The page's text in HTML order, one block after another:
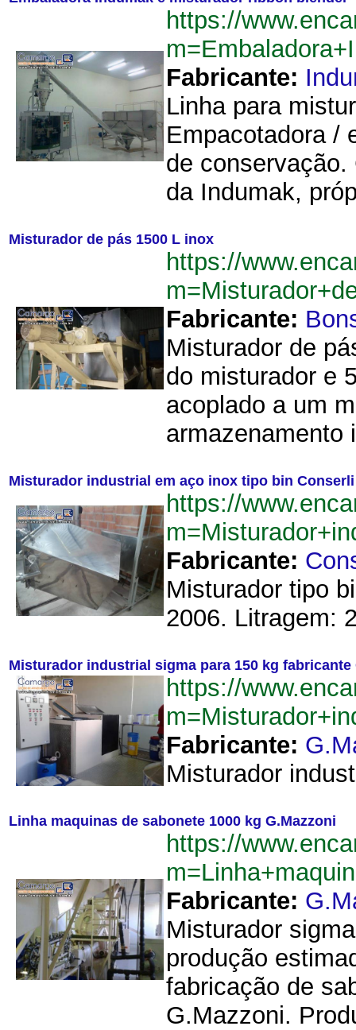
https://
Fabricante:
Linha para
Empacotadora /
de
da Indumak,
Misturador de pás 1500 L inox
https://
Fabricante:
Misturador de
do misturador e
acoplado a um
armazenamento
Misturador industrial em aço inox tipo bin Conserli
https://
Fabricante:
Misturador tipo
2006. Litragem:
Misturador industrial sigma para 150 kg fabricante
https://
Fabricante:
Misturador
Linha maquinas de sabonete 1000 kg G.Mazzoni
https://
Fabricante:
Misturador
produção
fabricação de
G.Mazzoni.